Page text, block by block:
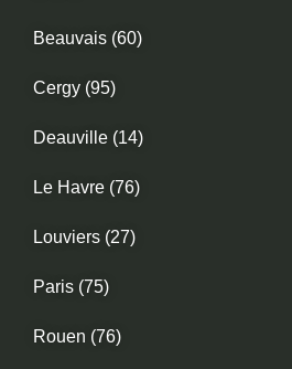
Beauvais (60)
Cergy (95)
Deauville (14)
Le Havre (76)
Louviers (27)
Paris (75)
Rouen (76)